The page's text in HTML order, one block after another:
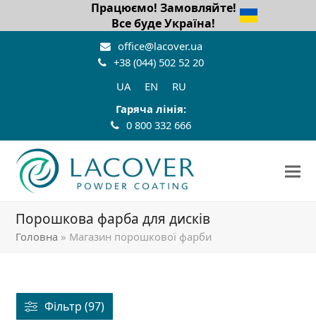
Працюємо! Замовляйте!
Все буде Україна!
office@lacover.ua
+38 (044) 502 52 20
UA
EN
RU
Гаряча лінія:
0 800 332 666
Порошкова фарба для дисків
Головна » Магазин порошкової фарби
Фільтр (97)